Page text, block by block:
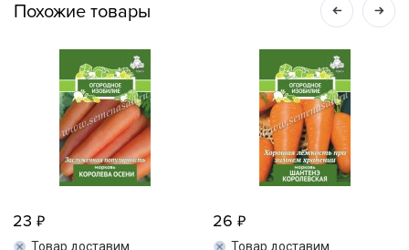
Похожие товары
23
Товар доставим
26
Товар доставим